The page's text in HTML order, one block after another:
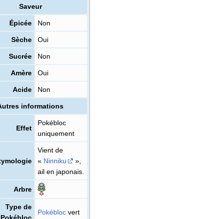
Saveur
Épicée Non
Sèche Oui
Sucrée Non
Amère Oui
Acide Non
informations
Effet
Pokébloc
uniquement
Vient de
« Ninniku
»,
ail en japonais.
Arbre
Type de
Pokébloc vert